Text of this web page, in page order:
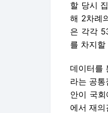
할 당시
해 2차례
은 각각
를 차지
데이터를
라는 공
안이 국
에서 재